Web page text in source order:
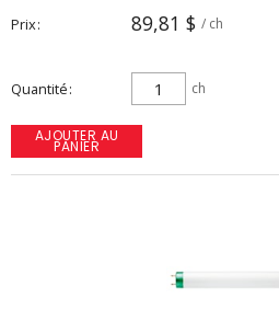
Prix 89,81 $ / ch
Quantité ch
AJOUTER AU
PANIER